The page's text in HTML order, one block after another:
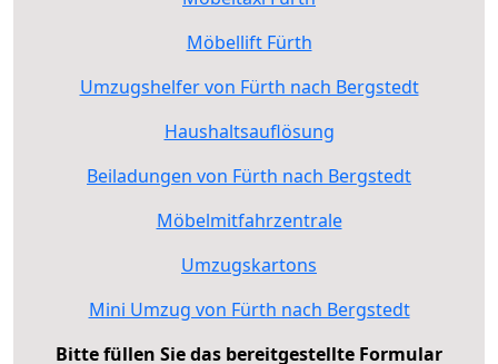
Möbellift Fürth
Umzugshelfer von Fürth nach Bergstedt
Haushaltsauflösung
Beiladungen von Fürth nach Bergstedt
Möbelmitfahrzentrale
Umzugskartons
Mini Umzug von Fürth nach Bergstedt
Bitte füllen Sie das bereitgestellte Formular